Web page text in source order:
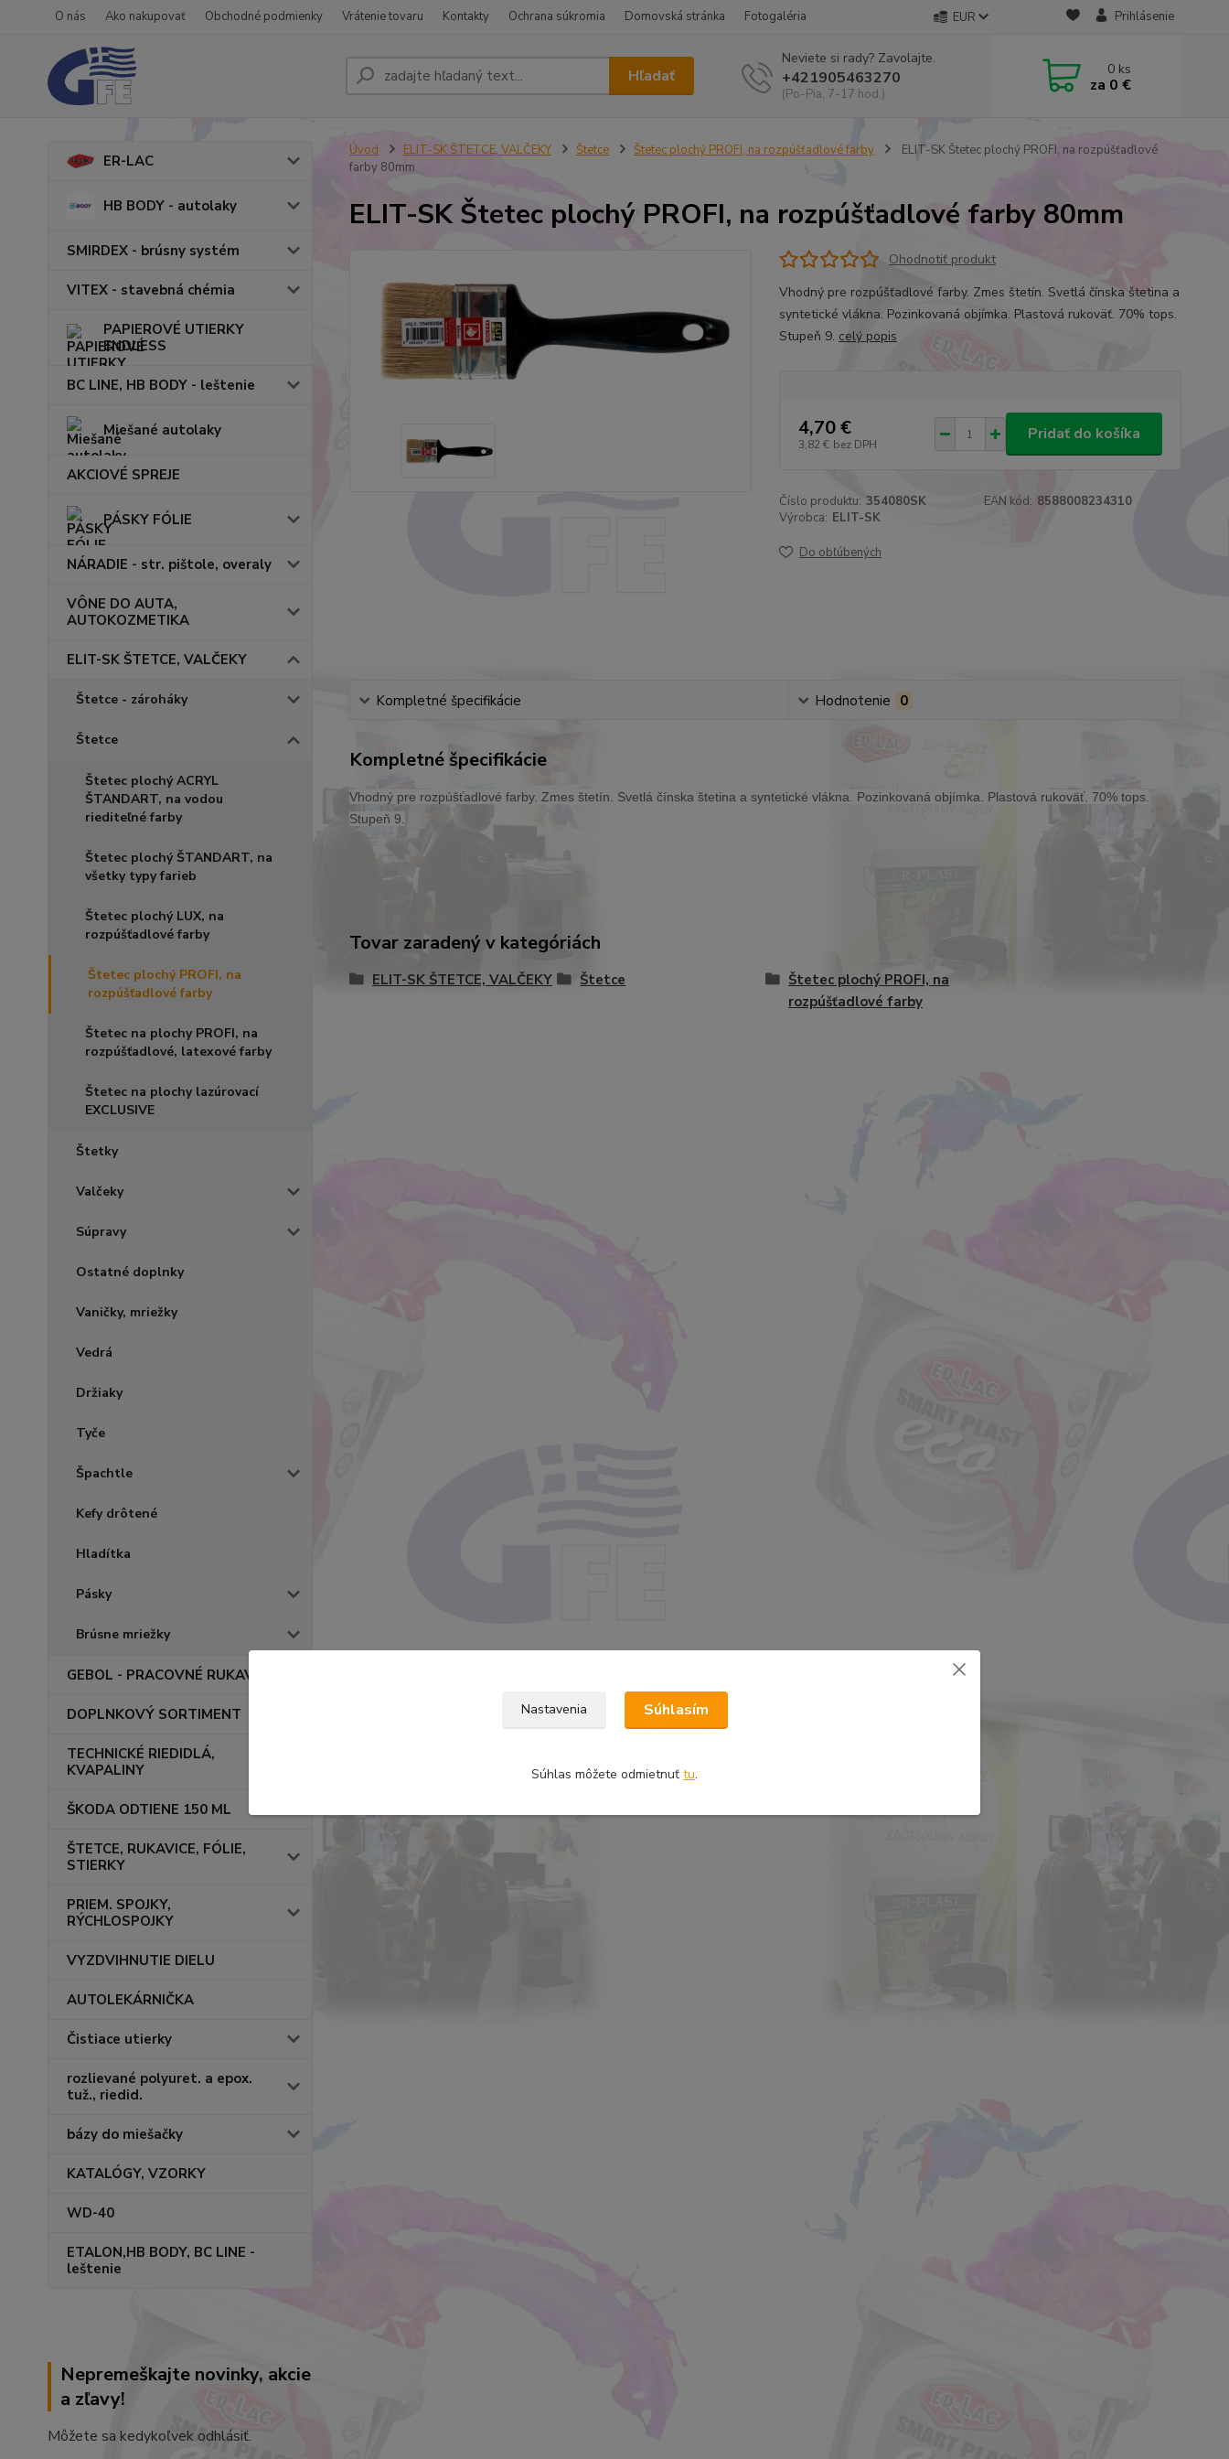
O nás Ako nakupovať Obchodné podmienky Vrátenie tovaru Kontakty Ochrana súkromia Domovská stránka Fotogaléria EUR Prihlásenie
Hľadať
Neviete si rady? Zavolajte.
+421905463270
(Po-Pia, 7-17 hod.)
0 ks
za 0 €
ER-LAC
HB BODY - autolaky
SMIRDEX - brúsny systém
VITEX - stavebná chémia
PAPIEROVÉ UTIERKY
ENDLESS
BC LINE, HB BODY - leštenie
Miešané autolaky
AKCIOVÉ SPREJE
PÁSKY FÓLIE
NÁRADIE - str. pištole, overaly
VÔNE DO AUTA,
AUTOKOZMETIKA
ELIT-SK ŠTETCE, VALČEKY
Štetce - zároháky
Štetce
Štetec plochý ACRYL
ŠTANDART, na vodou
riediteľné farby
Štetec plochý ŠTANDART, na
všetky typy farieb
Štetec plochý LUX, na
rozpúšťadlové farby
Štetec plochý PROFI, na
rozpúšťadlové farby
Štetec na plochy PROFI, na
rozpúšťadlové, latexové farby
Štetec na plochy lazúrovací
EXCLUSIVE
Štetky
Valčeky
Súpravy
Ostatné doplnky
Vaničky, mriežky
Vedrá
Držiaky
Tyče
Špachtle
Kefy drôtené
Hladítka
Pásky
Brúsne mriežky
GEBOL - PRACOVNÉ RUKAVICE
DOPLNKOVÝ SORTIMENT
TECHNICKÉ RIEDIDLÁ,
KVAPALINY
ŠKODA ODTIENE 150 ML
ŠTETCE, RUKAVICE, FÓLIE,
STIERKY
PRIEM. SPOJKY,
RÝCHLOSPOJKY
VYZDVIHNUTIE DIELU
AUTOLEKÁRNIČKA
Čistiace utierky
rozlievané polyuret. a epox.
tuž., riedid.
bázy do miešačky
KATALÓGY, VZORKY
WD-40
ETALON,HB BODY, BC LINE -
leštenie
Nepremeškajte novinky, akcie
a zľavy!
Môžete sa kedykoľvek odhlásiť.
Úvod ELIT-SK ŠTETCE, VALČEKY Štetce Štetec plochý PROFI, na rozpúšťadlové farby
ELIT-SK Štetec plochý PROFI, na rozpúšťadlové
farby 80mm
ELIT-SK Štetec plochý PROFI, na rozpúšťadlové farby 80mm
Ohodnotiť produkt
Vhodný pre rozpúšťadlové farby. Zmes štetín. Svetlá čínska štetina a
syntetické vlákna. Pozinkovaná objímka. Plastová rukoväť. 70% tops.
Stupeň 9. celý popis
4,70 €
3,82 € bez DPH
Pridať do košíka
Číslo produktu: 354080SK EAN kód: 8588008234310
Výrobca: ELIT-SK
Do obľúbených
Kompletné špecifikácie Hodnotenie 0
Kompletné špecifikácie
Vhodný pre rozpúšťadlové farby. Zmes štetín. Svetlá čínska štetina a syntetické vlákna. Pozinkovaná objímka. Plastová rukoväť. 70% tops.
Stupeň 9.
Tovar zaradený v kategóriách
ELIT-SK ŠTETCE, VALČEKY Štetce
Štetec plochý PROFI, na
rozpúšťadlové farby
Nastavenia Súhlasím
Súhlas môžete odmietnuť tu.